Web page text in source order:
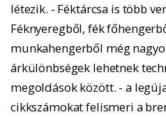
létezik. - Féktárcsa is több
Féknyeregből, fék
munkahengerből még
árkülönbségek lehetnek
megoldások között. - a
cikkszámokat felismeri a